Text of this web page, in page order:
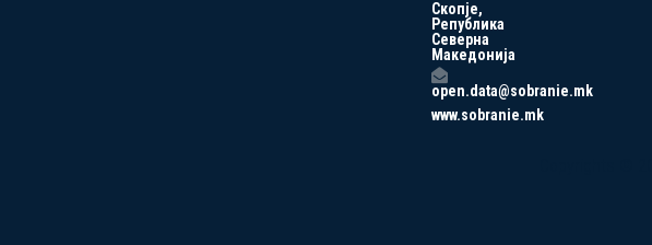
Скопје,
Република
Северна
Македонија
open.data@sobranie.mk
www.sobranie.mk